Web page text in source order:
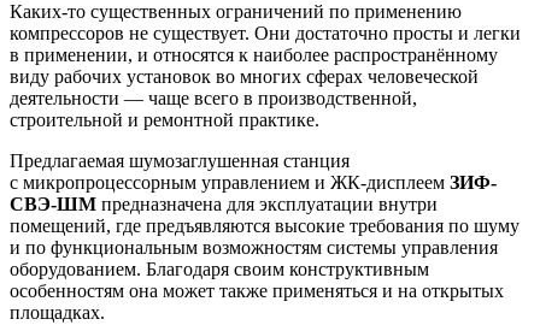
Каких-то существенных ограничений по применению
компрессоров не существует. Они достаточно просты и легки
в применении, и относятся к наиболее распространённому
виду рабочих установок во многих сферах человеческой
деятельности — чаще всего в производственной,
строительной и ремонтной практике.
Предлагаемая шумозаглушенная станция
с микропроцессорным управлением и ЖК-дисплеем ЗИФ-
СВЭ-ШМ предназначена для эксплуатации внутри
помещений, где предъявляются высокие требования по шуму
и по функциональным возможностям системы управления
оборудованием. Благодаря своим конструктивным
особенностям она может также применяться и на открытых
площадках.